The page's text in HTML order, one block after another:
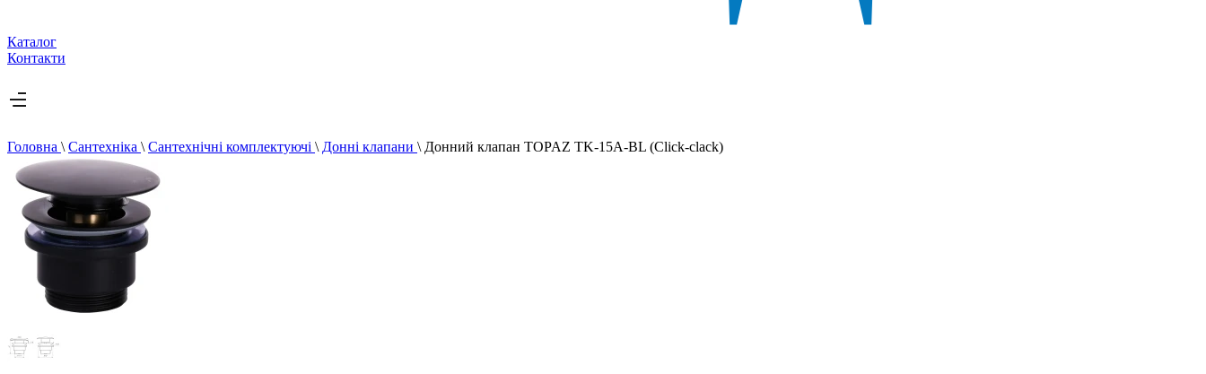
Каталог
Контакти
Головна \ Сантехніка \ Сантехнічні комплектуючі \ Донні клапани \ Донний клапан TOPAZ TK-15A-BL (Click-clack)